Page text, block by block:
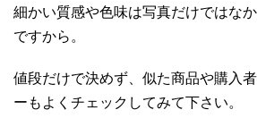
細かい質感や色味は写真だけではな
ですから。
値段だけで決めず、似た商品や購入
ーもよくチェックしてみて下さい。